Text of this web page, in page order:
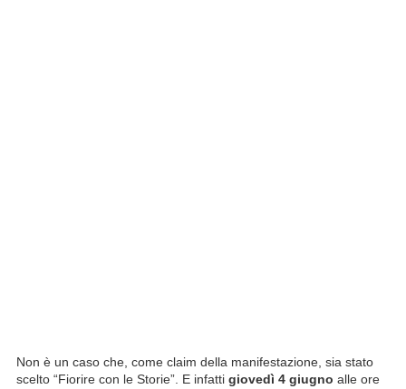
Non è un caso che, come claim della manifestazione, sia stato
scelto “Fiorire con le Storie”. E infatti giovedì 4 giugno alle ore